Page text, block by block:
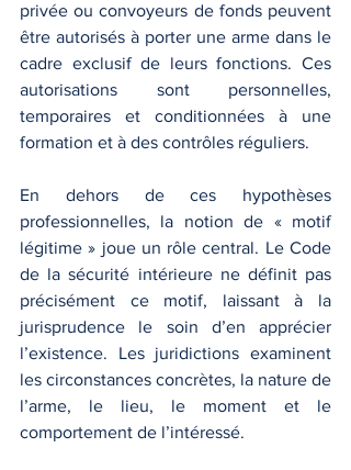
privée ou convoyeurs de fonds peuvent
être autorisés à porter une arme dans le
cadre exclusif de leurs fonctions. Ces
autorisations sont personnelles,
temporaires et conditionnées à une
formation et à des contrôles réguliers.
En dehors de ces hypothèses
professionnelles, la notion de « motif
légitime » joue un rôle central. Le Code
de la sécurité intérieure ne définit pas
précisément ce motif, laissant à la
jurisprudence le soin d’en apprécier
l’existence. Les juridictions examinent
les circonstances concrètes, la nature de
l’arme, le lieu, le moment et le
comportement de l’intéressé.